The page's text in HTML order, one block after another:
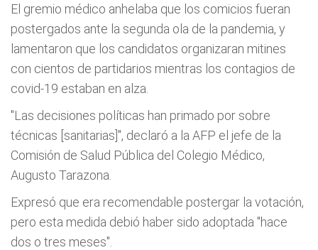
El gremio médico anhelaba que los comicios fueran
postergados ante la segunda ola de la pandemia, y
lamentaron que los candidatos organizaran mitines
con cientos de partidarios mientras los contagios de
covid-19 estaban en alza.
"Las decisiones políticas han primado por sobre
técnicas [sanitarias]", declaró a la AFP el jefe de la
Comisión de Salud Pública del Colegio Médico,
Augusto Tarazona.
Expresó que era recomendable postergar la votación,
pero esta medida debió haber sido adoptada "hace
dos o tres meses".